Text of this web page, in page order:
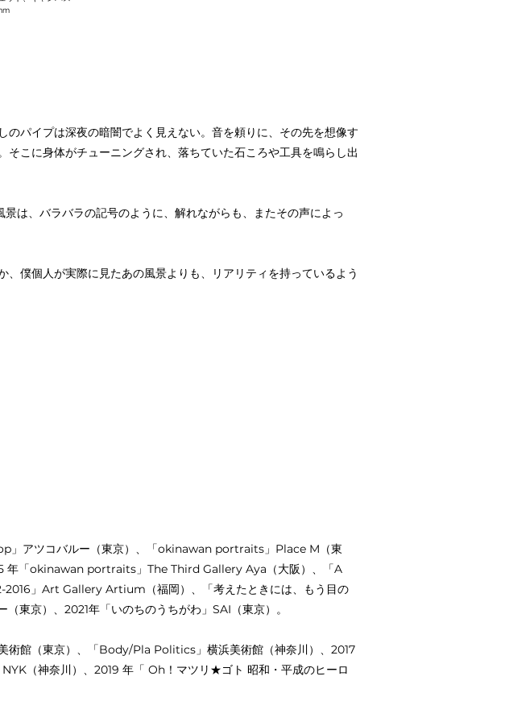
パイプは深夜の暗闇でよく見えない。音を頼りに、その先を想像す
こに身体がチューニングされ、落ちていた石ころや工具を鳴らし出
は、バラバラの記号のように、解れながらも、またその声によっ
僕個人が実際に見たあの風景よりも、リアリティを持っているよう
」アツコバルー（東京）、「okinawan portraits」Place M（東
年「okinawan portraits」The Third Gallery Aya（大阪）、「A
」Art Gallery Artium（福岡）、「考えたときには、もう目の
東京）、2021年「いのちのうちがわ」SAI（東京）。
術館（東京）、「Body/Pla Politics」横浜美術館（神奈川）、2017
（神奈川）、2019 年「 Oh！マツリ★ゴト 昭和・平成のヒーロ